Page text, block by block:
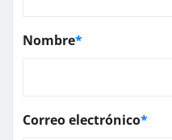
Nombre*
Correo electrónico*